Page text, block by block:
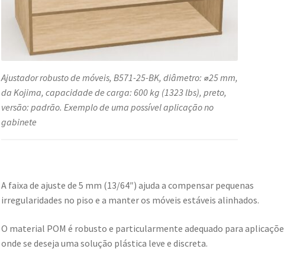
Ajustador robusto de móveis, B571-25-BK, diâmetro: ⌀25 mm,
da Kojima, capacidade de carga: 600 kg (1323 lbs), preto,
versão: padrão. Exemplo de uma possível aplicação no
gabinete
A faixa de ajuste de 5 mm (13/64″) ajuda a compensar pequenas
irregularidades no piso e a manter os móveis estáveis alinhados.
O material POM é robusto e particularmente adequado para
onde se deseja uma solução plástica leve e discreta.